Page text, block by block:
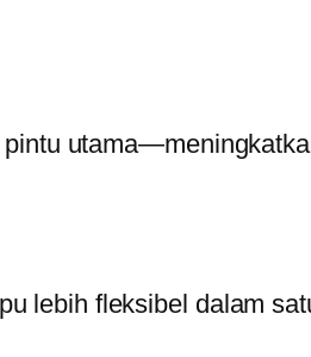
lebih fleksibel dalam